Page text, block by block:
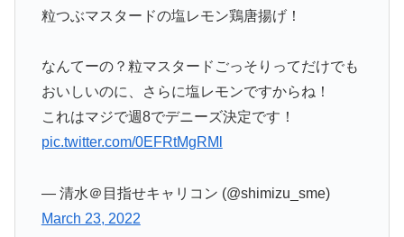
粒つぶマスタードの塩レモン鶏唐揚げ！
なんてーの？粒マスタードごっそりってだけでも
おいしいのに、さらに塩レモンですからね！
これはマジで週8でデニーズ決定です！
pic.twitter.com/0EFRtMgRMl
— 清水＠目指せキャリコン (@shimizu_sme)
March 23, 2022